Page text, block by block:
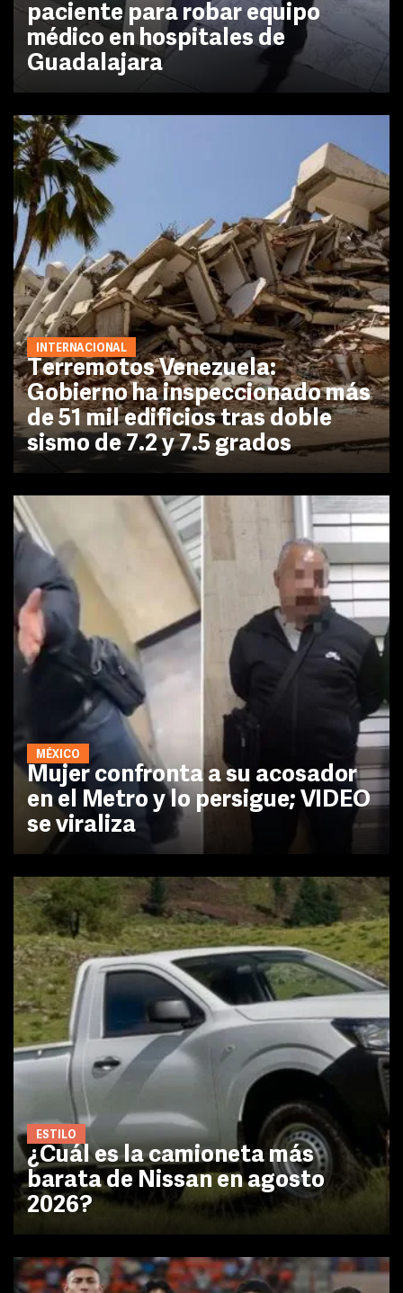
paciente para robar equipo
médico en hospitales de
Guadalajara
INTERNACIONAL
Terremotos Venezuela:
Gobierno ha inspeccionado más
de 51 mil edificios tras doble
sismo de 7.2 y 7.5 grados
MÉXICO
Mujer confronta a su acosador
en el Metro y lo persigue; VIDEO
se viraliza
ESTILO
¿Cuál es la camioneta más
barata de Nissan en agosto
2026?